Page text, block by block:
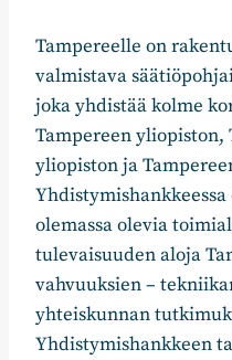
Tampereelle on
valmistava
joka yhdistää kolme
Tampereen
yliopiston ja
olemassa olevia
tulevaisuuden aloja
vahvuuksien –
yhteiskunnan
Yhdistymishankkeen